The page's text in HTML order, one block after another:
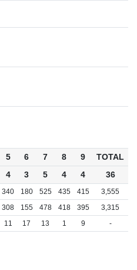
5 6 7 8 9
TOTAL
4 3 5 4 4 36
340 180 525 435 415
3,555
308 155 478 418 395
3,315
11 17 13 1 9 -